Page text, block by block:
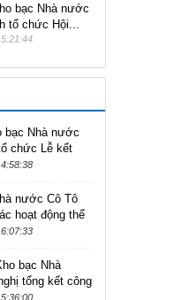
bạc Nhà nước
tổ chức Hội...
bạc Nhà nước
chức Lễ kết
mới năm
nước Cô Tô
hoạt động thể
kỷ niệm 95
bạc Nhà
tổng kết công
và triển khai